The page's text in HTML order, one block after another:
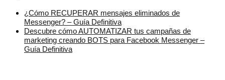
¿Cómo RECUPERAR mensajes eliminados de
Messenger? – Guía Definitiva
Descubre cómo AUTOMATIZAR tus campañas de
marketing creando BOTS para Facebook Messenger –
Guía Definitiva